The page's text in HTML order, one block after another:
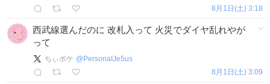
8月1日(土) 3:18
西武線選んだのに 改札入って 火災でダイヤ乱れやが
って
ちぃポケ @ PersonaIJe5us
8月1日(土) 3:09